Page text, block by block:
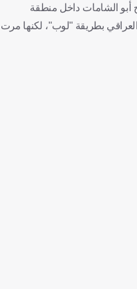
أبو الشامات داخل منطقة
بطريقة "لوب"، لكنها مرت